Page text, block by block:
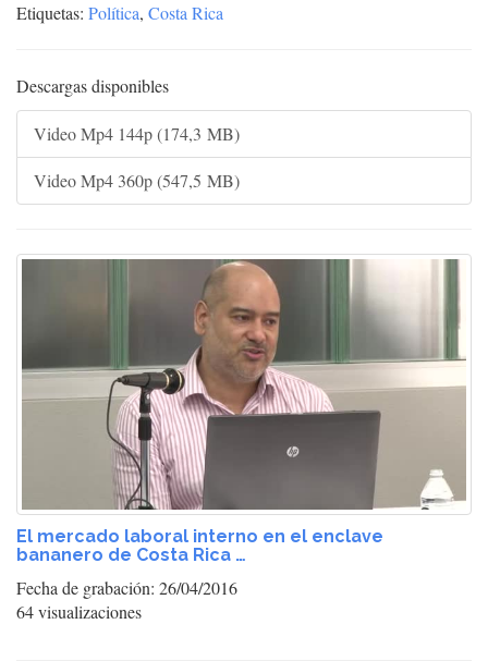
Etiquetas: Política, Costa Rica
Descargas disponibles
Video Mp4 144p (174,3 MB)
Video Mp4 360p (547,5 MB)
El mercado laboral interno en el enclave
bananero de Costa Rica …
Fecha de grabación: 26/04/2016
64 visualizaciones